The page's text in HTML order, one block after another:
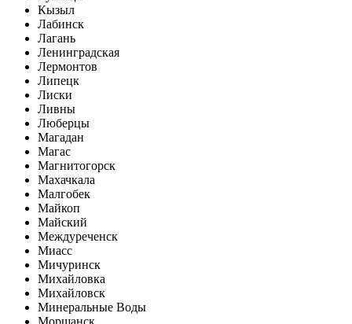
Кызыл
Лабинск
Лагань
Ленинградская
Лермонтов
Липецк
Лиски
Ливны
Люберцы
Магадан
Магас
Магнитогорск
Махачкала
Малгобек
Майкоп
Майский
Междуреченск
Миасс
Мичуринск
Михайловка
Михайловск
Минеральные Воды
Моршанск